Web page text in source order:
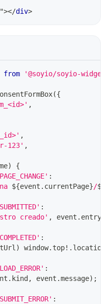
"></div>
from '@soyio/soyio-widget'
({
,
,
123' ,
)
{
:
${event . currentPage}/${
:
creado' , event .
:
) window. top! . location
:
. kind , event .message) ;
: